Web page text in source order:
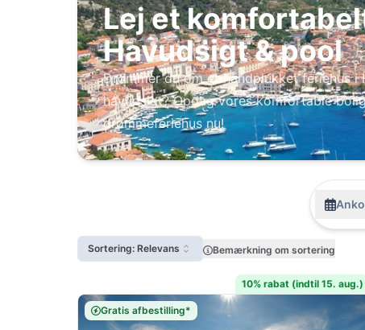
Lej et
Havudsigt & pool
Drømmer du om et håndplukket feriehus
havudsigt? Opdag vores komfortable
drømmeferiehus nu!
Sortering: Relevans Bemærkning om sortering
10% rabat (indtil 15. aug.)
Gratis afbestilling*